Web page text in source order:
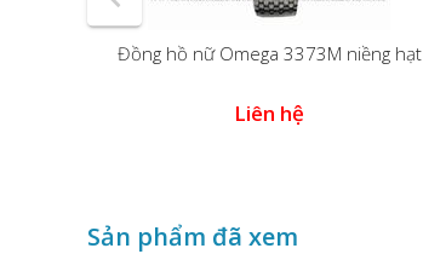
Đồng hồ nữ Omega 3373M niềng hạt
Liên hệ
Sản phẩm đã xem